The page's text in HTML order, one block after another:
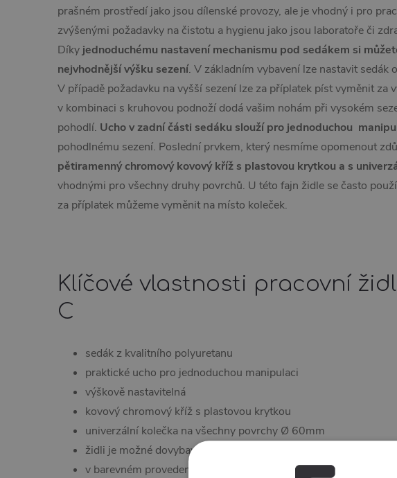
prašném prostředí jako jsou dílenské provozy, ale je vhodný i pro
zvýšenými požadavky na čistotu a hygienu jako jsou laboratoře či
Díky jednoduchému nastavení mechanismu pod sedákem si
nejvhodnější výšku sezení. V základním vybavení lze nastavit sedák
V případě požadavku na vyšší sezení lze za příplatek píst vyměnit za
v kombinaci s kruhovou podnoží dodá vašim nohám při vysokém
pohodlí. Uchov zadní části sedáku slouží pro jednoduchou
pohodlnému sezení. Poslední prvkem, který nesmíme opomenout
pětiramenný chromový kovový kříž s plastovou krytkou a s
vhodnými pro všechny druhy povrchů. U této fajn židle se často
za příplatek můžeme vyměnit na místo koleček.
Klíčové vlastnosti pracovní
C
sedák z kvalitního polyuretanu
praktické ucho pro jednoduchou manipulaci
výškově nastavitelná
kovový chromový kříž s plastovou krytkou
univerzální kolečka na všechny povrchy Ø 60mm
židli je možné dovybavit za příplatek kruhem pro podpěru nohou
v barevném provedení: sedák černý polyuretan